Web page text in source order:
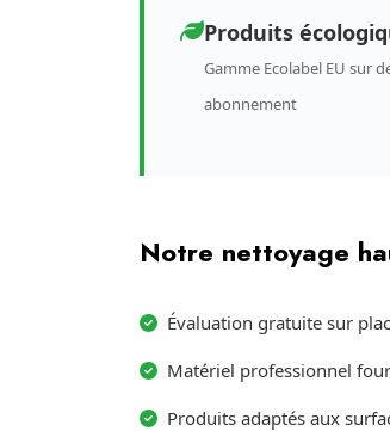
Produits
Gamme Ecolabel EU sur
abonnement
Notre nettoyage
Évaluation gratuite sur
Matériel professionnel
Produits adaptés aux